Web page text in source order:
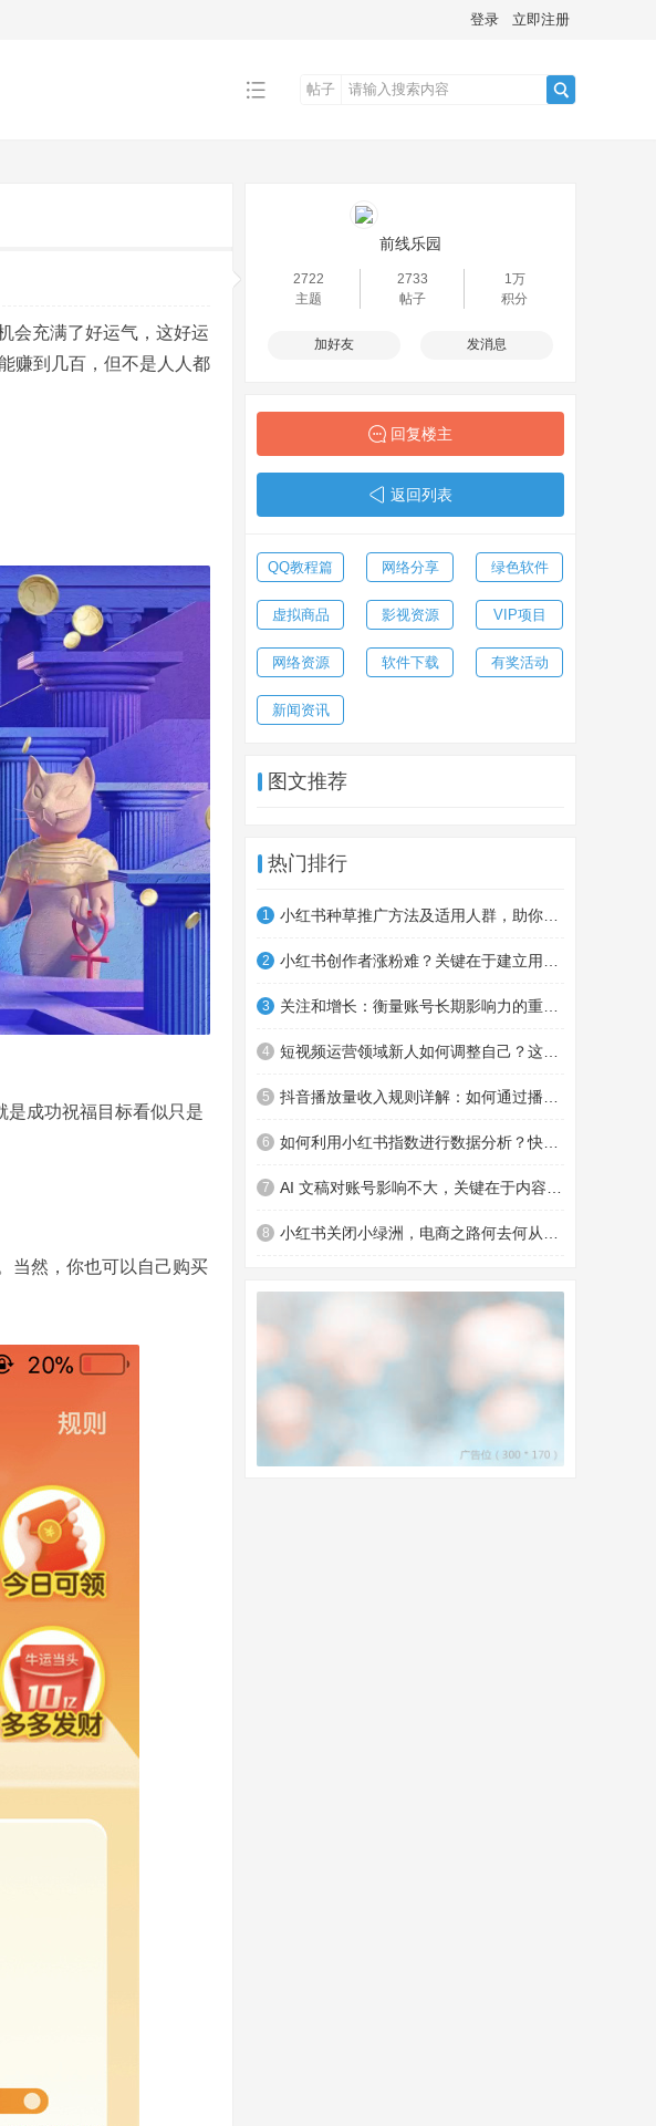
登录 立即注册
帖子
会充满了好运气，这好运
赚到几百，但不是人人都
是成功祝福目标看似只是
当然，你也可以自己购买
前线乐园
2722
主题
2733
帖子
1万
积分
加好友 发消息
回复楼主
返回列表
QQ教程篇 网络分享 绿色软件
虚拟商品 影视资源 VIP项目
网络资源 软件下载 有奖活动
新闻资讯
图文推荐
热门排行
1
2
3
4
5
6
7
8